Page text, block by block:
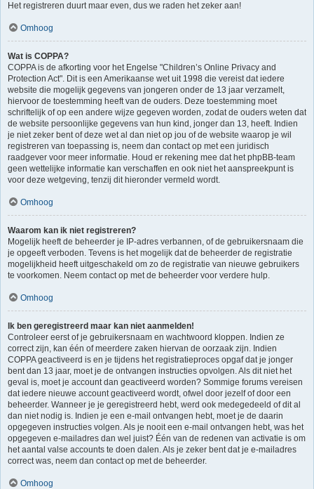
Het registreren duurt maar even, dus we raden het zeker aan!
Omhoog
Wat is COPPA?
COPPA is de afkorting voor het Engelse "Children’s Online Privacy and
Protection Act". Dit is een Amerikaanse wet uit 1998 die vereist dat iedere
website die mogelijk gegevens van jongeren onder de 13 jaar verzamelt,
hiervoor de toestemming heeft van de ouders. Deze toestemming moet
schriftelijk of op een andere wijze gegeven worden, zodat de ouders weten dat
de website persoonlijke gegevens van hun kind, jonger dan 13, heeft. Indien
je niet zeker bent of deze wet al dan niet op jou of de website waarop je wil
registreren van toepassing is, neem dan contact op met een juridisch
raadgever voor meer informatie. Houd er rekening mee dat het phpBB-team
geen wettelijke informatie kan verschaffen en ook niet het aanspreekpunt is
voor deze wetgeving, tenzij dit hieronder vermeld wordt.
Omhoog
Waarom kan ik niet registreren?
Mogelijk heeft de beheerder je IP-adres verbannen, of de gebruikersnaam die
je opgeeft verboden. Tevens is het mogelijk dat de beheerder de registratie
mogelijkheid heeft uitgeschakeld om zo de registratie van nieuwe gebruikers
te voorkomen. Neem contact op met de beheerder voor verdere hulp.
Omhoog
Ik ben geregistreerd maar kan niet aanmelden!
Controleer eerst of je gebruikersnaam en wachtwoord kloppen. Indien ze
correct zijn, kan één of meerdere zaken hiervan de oorzaak zijn. Indien
COPPA geactiveerd is en je tijdens het registratieproces opgaf dat je jonger
bent dan 13 jaar, moet je de ontvangen instructies opvolgen. Als dit niet het
geval is, moet je account dan geactiveerd worden? Sommige forums vereisen
dat iedere nieuwe account geactiveerd wordt, ofwel door jezelf of door een
beheerder. Wanneer je je geregistreerd hebt, werd ook medegedeeld of dit al
dan niet nodig is. Indien je een e-mail ontvangen hebt, moet je de daarin
opgegeven instructies volgen. Als je nooit een e-mail ontvangen hebt, was het
opgegeven e-mailadres dan wel juist? Één van de redenen van activatie is om
het aantal valse accounts te doen dalen. Als je zeker bent dat je e-mailadres
correct was, neem dan contact op met de beheerder.
Omhoog